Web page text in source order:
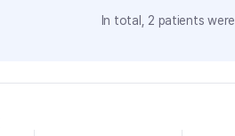
In total, 2 patients were